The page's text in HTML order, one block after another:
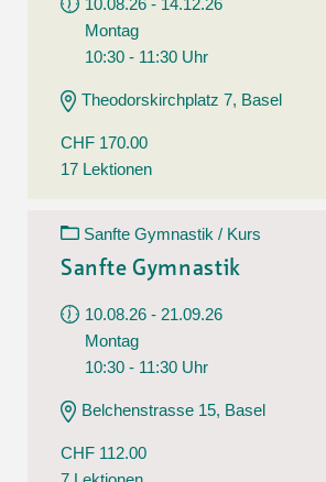
10.08.26 - 14.12.26
Montag
10:30 - 11:30 Uhr
Theodorskirchplatz 7, Basel
CHF 170.00
17 Lektionen
Sanfte Gymnastik / Kurs
Sanfte Gymnastik
10.08.26 - 21.09.26
Montag
10:30 - 11:30 Uhr
Belchenstrasse 15, Basel
CHF 112.00